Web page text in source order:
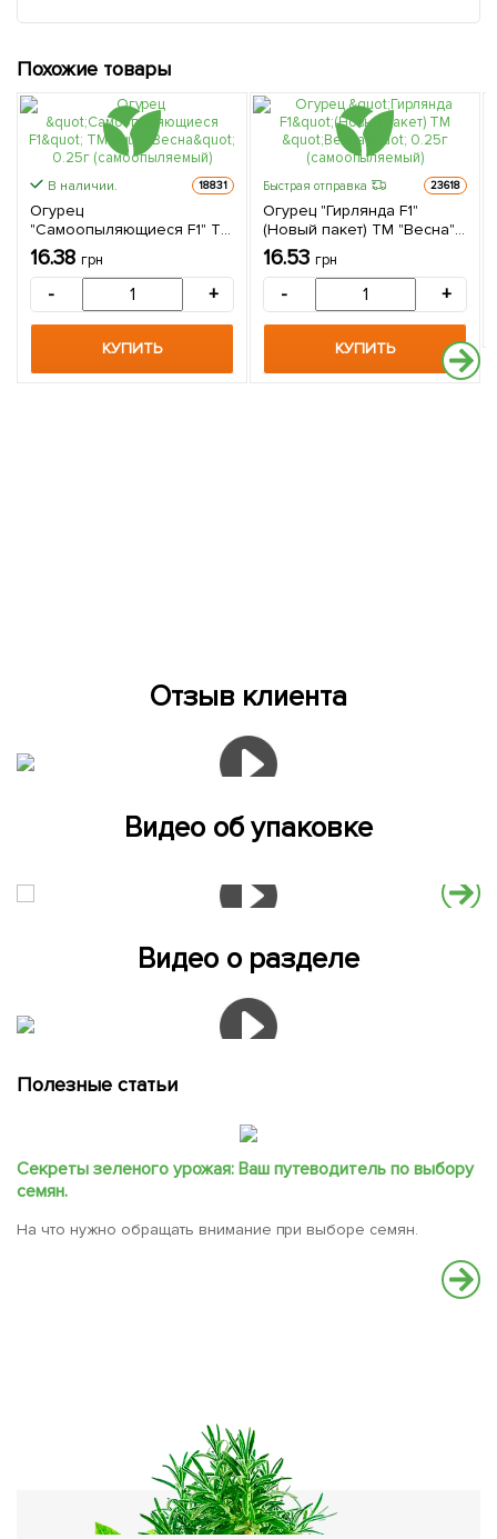
Похожие товары
В наличии. 18831
Огурец
"Самоопыляющиеся F1" ТМ
"Весна" 0.25г
(самоопыляемый)
16.38 грн
- +
КУПИТЬ
Быстрая отправка 23618
Огурец "Гирлянда F1"
(Новый пакет) ТМ "Весна"
0.25г (самоопыляемый)
16.53 грн
- +
КУПИТЬ
Отзыв клиента
Видео об упаковке
Видео о разделе
Полезные статьи
Секреты зеленого урожая: Ваш путеводитель по выбору
семян.
На что нужно обращать внимание при выборе семян.